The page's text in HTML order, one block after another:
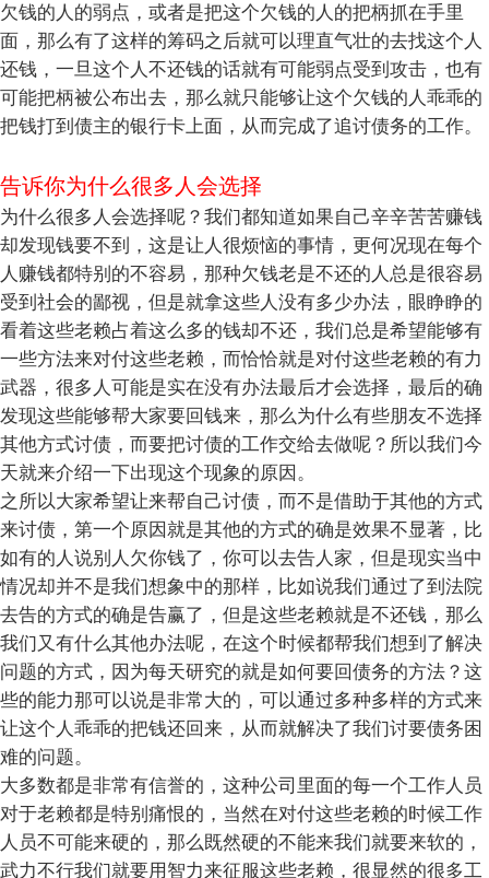
欠钱的人的弱点，或者是把这个欠钱的人的把柄抓在手里
面，那么有了这样的筹码之后就可以理直气壮的去找这个人
还钱，一旦这个人不还钱的话就有可能弱点受到攻击，也有
可能把柄被公布出去，那么就只能够让这个欠钱的人乖乖的
把钱打到债主的银行卡上面，从而完成了追讨债务的工作。
告诉你为什么很多人会选择
为什么很多人会选择呢？我们都知道如果自己辛辛苦苦赚钱
却发现钱要不到，这是让人很烦恼的事情，更何况现在每个
人赚钱都特别的不容易，那种欠钱老是不还的人总是很容易
受到社会的鄙视，但是就拿这些人没有多少办法，眼睁睁的
看着这些老赖占着这么多的钱却不还，我们总是希望能够有
一些方法来对付这些老赖，而恰恰就是对付这些老赖的有力
武器，很多人可能是实在没有办法最后才会选择，最后的确
发现这些能够帮大家要回钱来，那么为什么有些朋友不选择
其他方式讨债，而要把讨债的工作交给去做呢？所以我们今
天就来介绍一下出现这个现象的原因。
之所以大家希望让来帮自己讨债，而不是借助于其他的方式
来讨债，第一个原因就是其他的方式的确是效果不显著，比
如有的人说别人欠你钱了，你可以去告人家，但是现实当中
情况却并不是我们想象中的那样，比如说我们通过了到法院
去告的方式的确是告赢了，但是这些老赖就是不还钱，那么
我们又有什么其他办法呢，在这个时候都帮我们想到了解决
问题的方式，因为每天研究的就是如何要回债务的方法？这
些的能力那可以说是非常大的，可以通过多种多样的方式来
让这个人乖乖的把钱还回来，从而就解决了我们讨要债务困
难的问题。
大多数都是非常有信誉的，这种公司里面的每一个工作人员
对于老赖都是特别痛恨的，当然在对付这些老赖的时候工作
人员不可能来硬的，那么既然硬的不能来我们就要来软的，
武力不行我们就要用智力来征服这些老赖，很显然的很多工